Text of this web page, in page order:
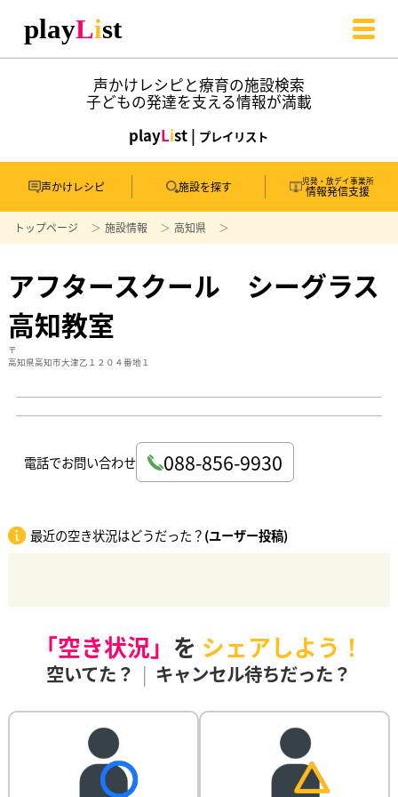
声かけレシピと療育の施設検索
子どもの発達を支える情報が満載
playList | プレイリスト
声かけレシピ 施設を探す 児発・放デイ事業所
情報発信支援
トップページ 施設情報 高知県
アフタースクール シーグラス
高知教室
〒
高知県高知市大津乙１２０４番地１
電話でお問い合わせ 088-856-9930
最近の空き状況はどうだった？(ユーザー投稿)
「空き状況」 を シェアしよう！
空いてた？ | キャンセル待ちだった？